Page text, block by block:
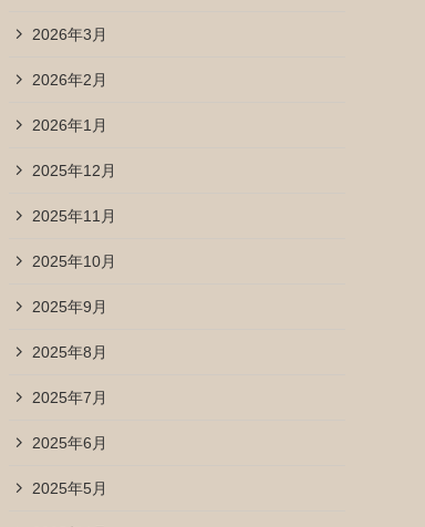
2026年3月
2026年2月
2026年1月
2025年12月
2025年11月
2025年10月
2025年9月
2025年8月
2025年7月
2025年6月
2025年5月